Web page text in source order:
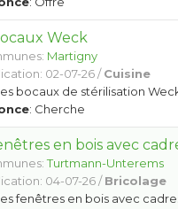
Weck
Martigny
02-07-26 /Cuisine
bocaux de stérilisation
: Cherche
en bois avec
Turtmann-Unterems
04-07-26 /Bricolage
fenêtres en bois avec